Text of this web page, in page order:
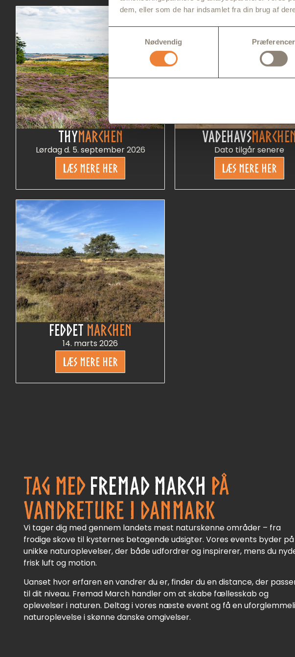
dem, eller som de har indsamlet fra din brug af
Nødvendig
Præferencer
THYMARCHEN
Lørdag d. 5. september 2026
LÆS MERE HER
VADEHAVSMARCHEN
Dato tilgår senere
LÆS MERE HER
FEDDET MARCHEN
14. marts 2026
LÆS MERE HER
TAG MEDFREMAD MARCH PÅ
VANDRETURE I DANMARK
Vi tager dig med gennem landets mest naturskønne områder – fra
frodige skove til kysternes betagende udsigter. Vores events byder på
unikke naturoplevelser, der både udfordrer og inspirerer, mens du
frisk luft og motion.
Uanset hvor erfaren en vandrer du er, finder du en distance, der
til dit niveau. Fremad March handler om at skabe fællesskab og
oplevelser i naturen. Deltag i vores næste event og få en
naturoplevelse i skønne danske omgivelser.